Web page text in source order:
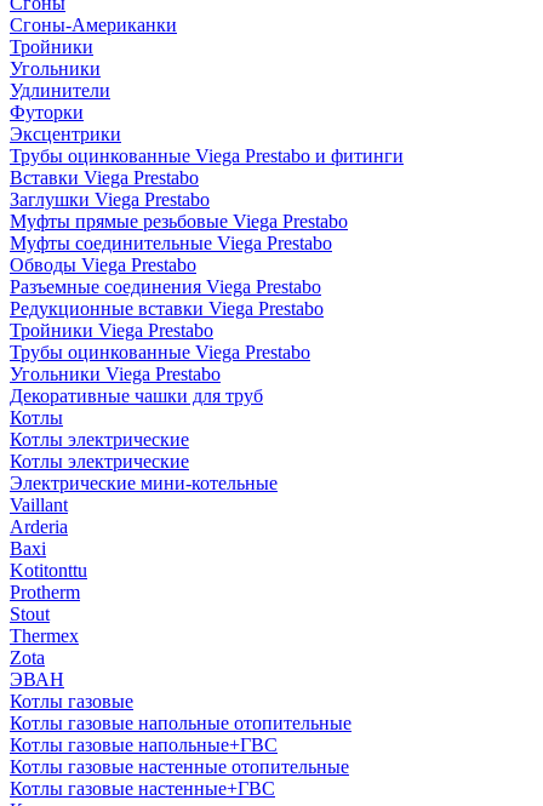
Сгоны-Американки
Тройники
Угольники
Удлинители
Футорки
Эксцентрики
Трубы оцинкованные Viega Prestabo и фитинги
Вставки Viega Prestabo
Заглушки Viega Prestabo
Муфты прямые резьбовые Viega Prestabo
Муфты соединительные Viega Prestabo
Обводы Viega Prestabo
Разъемные соединения Viega Prestabo
Редукционные вставки Viega Prestabo
Тройники Viega Prestabo
Трубы оцинкованные Viega Prestabo
Угольники Viega Prestabo
Декоративные чашки для труб
Котлы
Котлы электрические
Котлы электрические
Электрические мини-котельные
Vaillant
Arderia
Baxi
Kotitonttu
Protherm
Stout
Thermex
Zota
ЭВАН
Котлы газовые
Котлы газовые напольные отопительные
Котлы газовые напольные+ГВС
Котлы газовые настенные отопительные
Котлы газовые настенные+ГВС